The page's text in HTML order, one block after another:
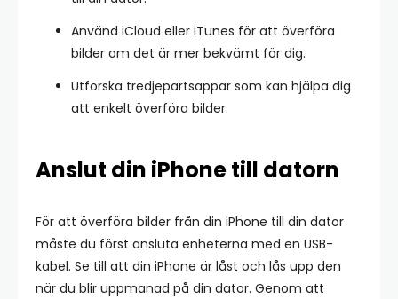
Använd iCloud eller iTunes för att överföra
bilder om det är mer bekvämt för dig.
Utforska tredjepartsappar som kan hjälpa dig
att enkelt överföra bilder.
Anslut din iPhone till datorn
För att överföra bilder från din iPhone till din dator
måste du först ansluta enheterna med en USB-
kabel. Se till att din iPhone är låst och lås upp den
när du blir uppmanad på din dator. Genom att